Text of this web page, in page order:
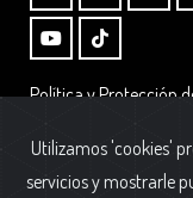
Utilizamos 'cookies'
servicios y mostrarle
Política y Protección
Fundación AFIM.